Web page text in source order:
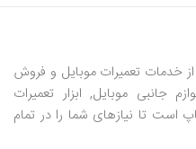
خدمات تعمیرات موبایل و فروش
جانبی موبایل, ابزار تعمیرات
است تا نیازهای شما را در تمام